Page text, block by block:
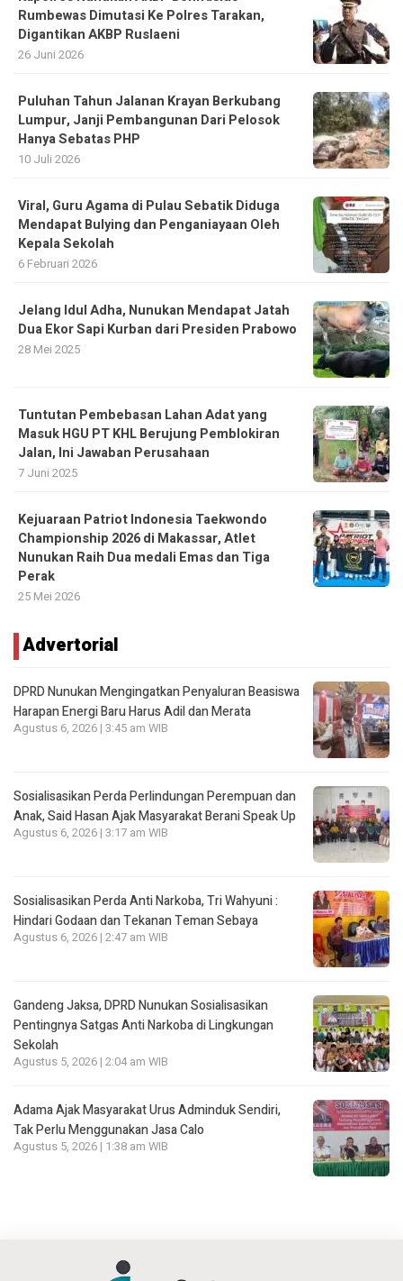
Rumbewas Dimutasi Ke Polres Tarakan,
Digantikan AKBP Ruslaeni
26 Juni 2026
Puluhan Tahun Jalanan Krayan Berkubang
Lumpur, Janji Pembangunan Dari Pelosok
Hanya Sebatas PHP
10 Juli 2026
Viral, Guru Agama di Pulau Sebatik Diduga
Mendapat Bulying dan Penganiayaan Oleh
Kepala Sekolah
6 Februari 2026
Jelang Idul Adha, Nunukan Mendapat Jatah
Dua Ekor Sapi Kurban dari Presiden Prabowo
28 Mei 2025
Tuntutan Pembebasan Lahan Adat yang
Masuk HGU PT KHL Berujung Pemblokiran
Jalan, Ini Jawaban Perusahaan
7 Juni 2025
Kejuaraan Patriot Indonesia Taekwondo
Championship 2026 di Makassar, Atlet
Nunukan Raih Dua medali Emas dan Tiga
Perak
25 Mei 2026
Advertorial
DPRD Nunukan Mengingatkan Penyaluran Beasiswa
Harapan Energi Baru Harus Adil dan Merata
Agustus 6, 2026 | 3:45 am WIB
Sosialisasikan Perda Perlindungan Perempuan dan
Anak, Said Hasan Ajak Masyarakat Berani Speak Up
Agustus 6, 2026 | 3:17 am WIB
Sosialisasikan Perda Anti Narkoba, Tri Wahyuni :
Hindari Godaan dan Tekanan Teman Sebaya
Agustus 6, 2026 | 2:47 am WIB
Gandeng Jaksa, DPRD Nunukan Sosialisasikan
Pentingnya Satgas Anti Narkoba di Lingkungan
Sekolah
Agustus 5, 2026 | 2:04 am WIB
Adama Ajak Masyarakat Urus Adminduk Sendiri,
Tak Perlu Menggunakan Jasa Calo
Agustus 5, 2026 | 1:38 am WIB